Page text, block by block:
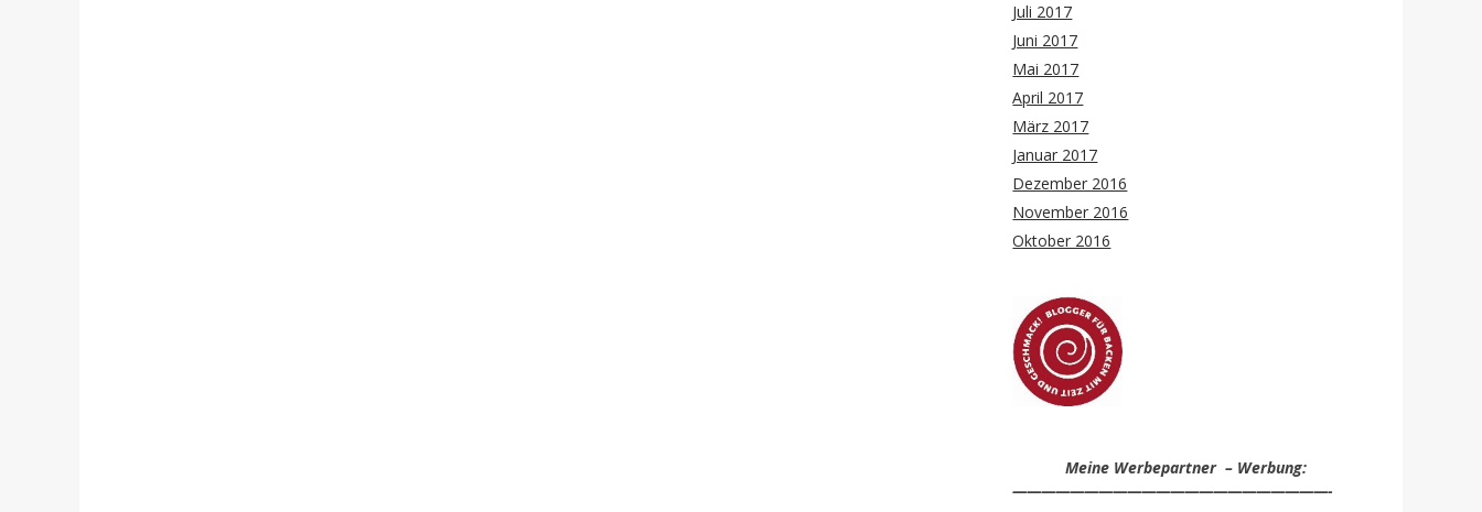
Juli 2017
Juni 2017
Mai 2017
April 2017
März 2017
Januar 2017
Dezember 2016
November 2016
Oktober 2016
Meine Werbepartner – Werbung:
——————————————————————-